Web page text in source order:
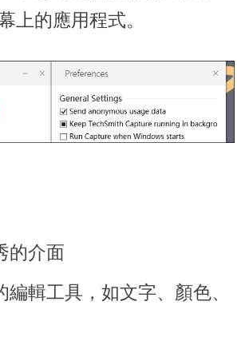
上的應用程式。
的介面
編輯工具，如文字、顏色、